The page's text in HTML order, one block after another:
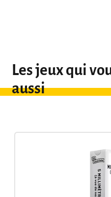
Les jeux qui
aussi